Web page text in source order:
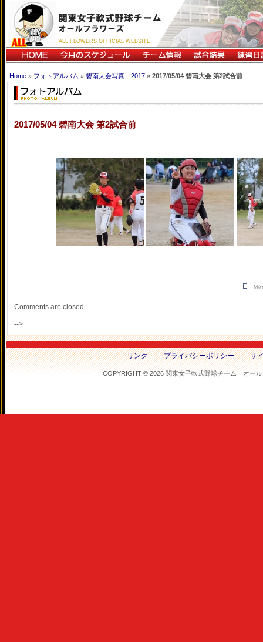
ALL FLOWERS OFFICIAL WEBSITE
Home » フォトアルバム » 碧南大会写真 2017 » 2017/05/04 碧南大会 第2試合前
2017/05/04 碧南大会 第2試合前
Comments are closed.
-->
リンク|プライバシーポリシー|サ
COPYRIGHT © 2026 関東女子軟式野球チーム オー